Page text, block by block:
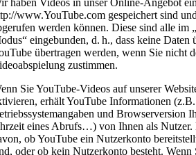
haben Videos in unser Online-Angebot
www.YouTube.com gespeichert sind
werden können. Diese sind alle im
eingebunden, d. h., dass keine Daten
übertragen werden, wenn Sie nicht
zustimmen.
Sie YouTube-Videos auf unserer
erhält YouTube Informationen
und Browserversion
eines Abrufs…) von Ihnen als Nutzer.
ob YouTube ein Nutzerkonto
oder ob kein Nutzerkonto besteht.